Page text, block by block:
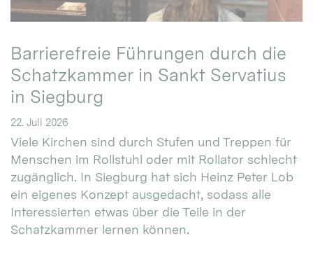
Barrierefreie Führungen durch die
Schatzkammer in Sankt Servatius
in Siegburg
22. Juli 2026
Viele Kirchen sind durch Stufen und Treppen für
Menschen im Rollstuhl oder mit Rollator schlecht
zugänglich. In Siegburg hat sich Heinz Peter Lob
ein eigenes Konzept ausgedacht, sodass alle
Interessierten etwas über die Teile in der
Schatzkammer lernen können.